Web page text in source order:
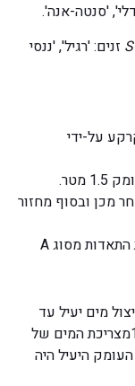
'סנטה-אנה'.
זנים: 'רגיל', 'ננסי
על-ידי
מכן ובסוף מחזור
נבדקה צריכת המים בפועל בהשוואה לגיגית התאדות מסוג A
מים יעיל עד
לעומק הבדיקה של 1.5 מ', בתחום 9% -12%מצריכת המים של
היעיל היה